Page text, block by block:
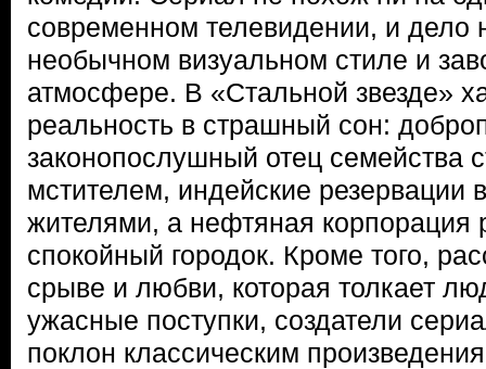
современном телевидении, и дело
необычном визуальном стиле и
атмосфере. В «Стальной звезде»
реальность в страшный сон:
законопослушный отец семейства
мстителем, индейские
жителями, а нефтяная корпорация
спокойный городок. Кроме того,
срыве и любви, которая толкает
ужасные поступки, создатели
поклон классическим